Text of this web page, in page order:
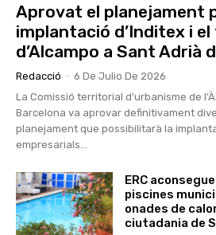
Aprovat el planejament
implantació d’Inditex i
d’Alcampo a Sant Adrià
Redacció - 6 De Julio De 2026
La Comissió territorial d’urbanisme de
Barcelona va aprovar definitivament
planejament que possibilitarà la
empresarials...
ERC
piscines
onades de
ciutadania de